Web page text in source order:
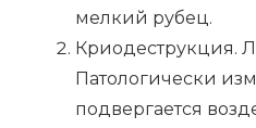
мелкий рубец.
Криодеструкция.
Патологически
подвергается